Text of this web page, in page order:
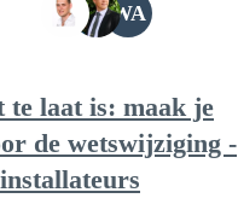
WA
te laat is: maak je
de wetswijziging -